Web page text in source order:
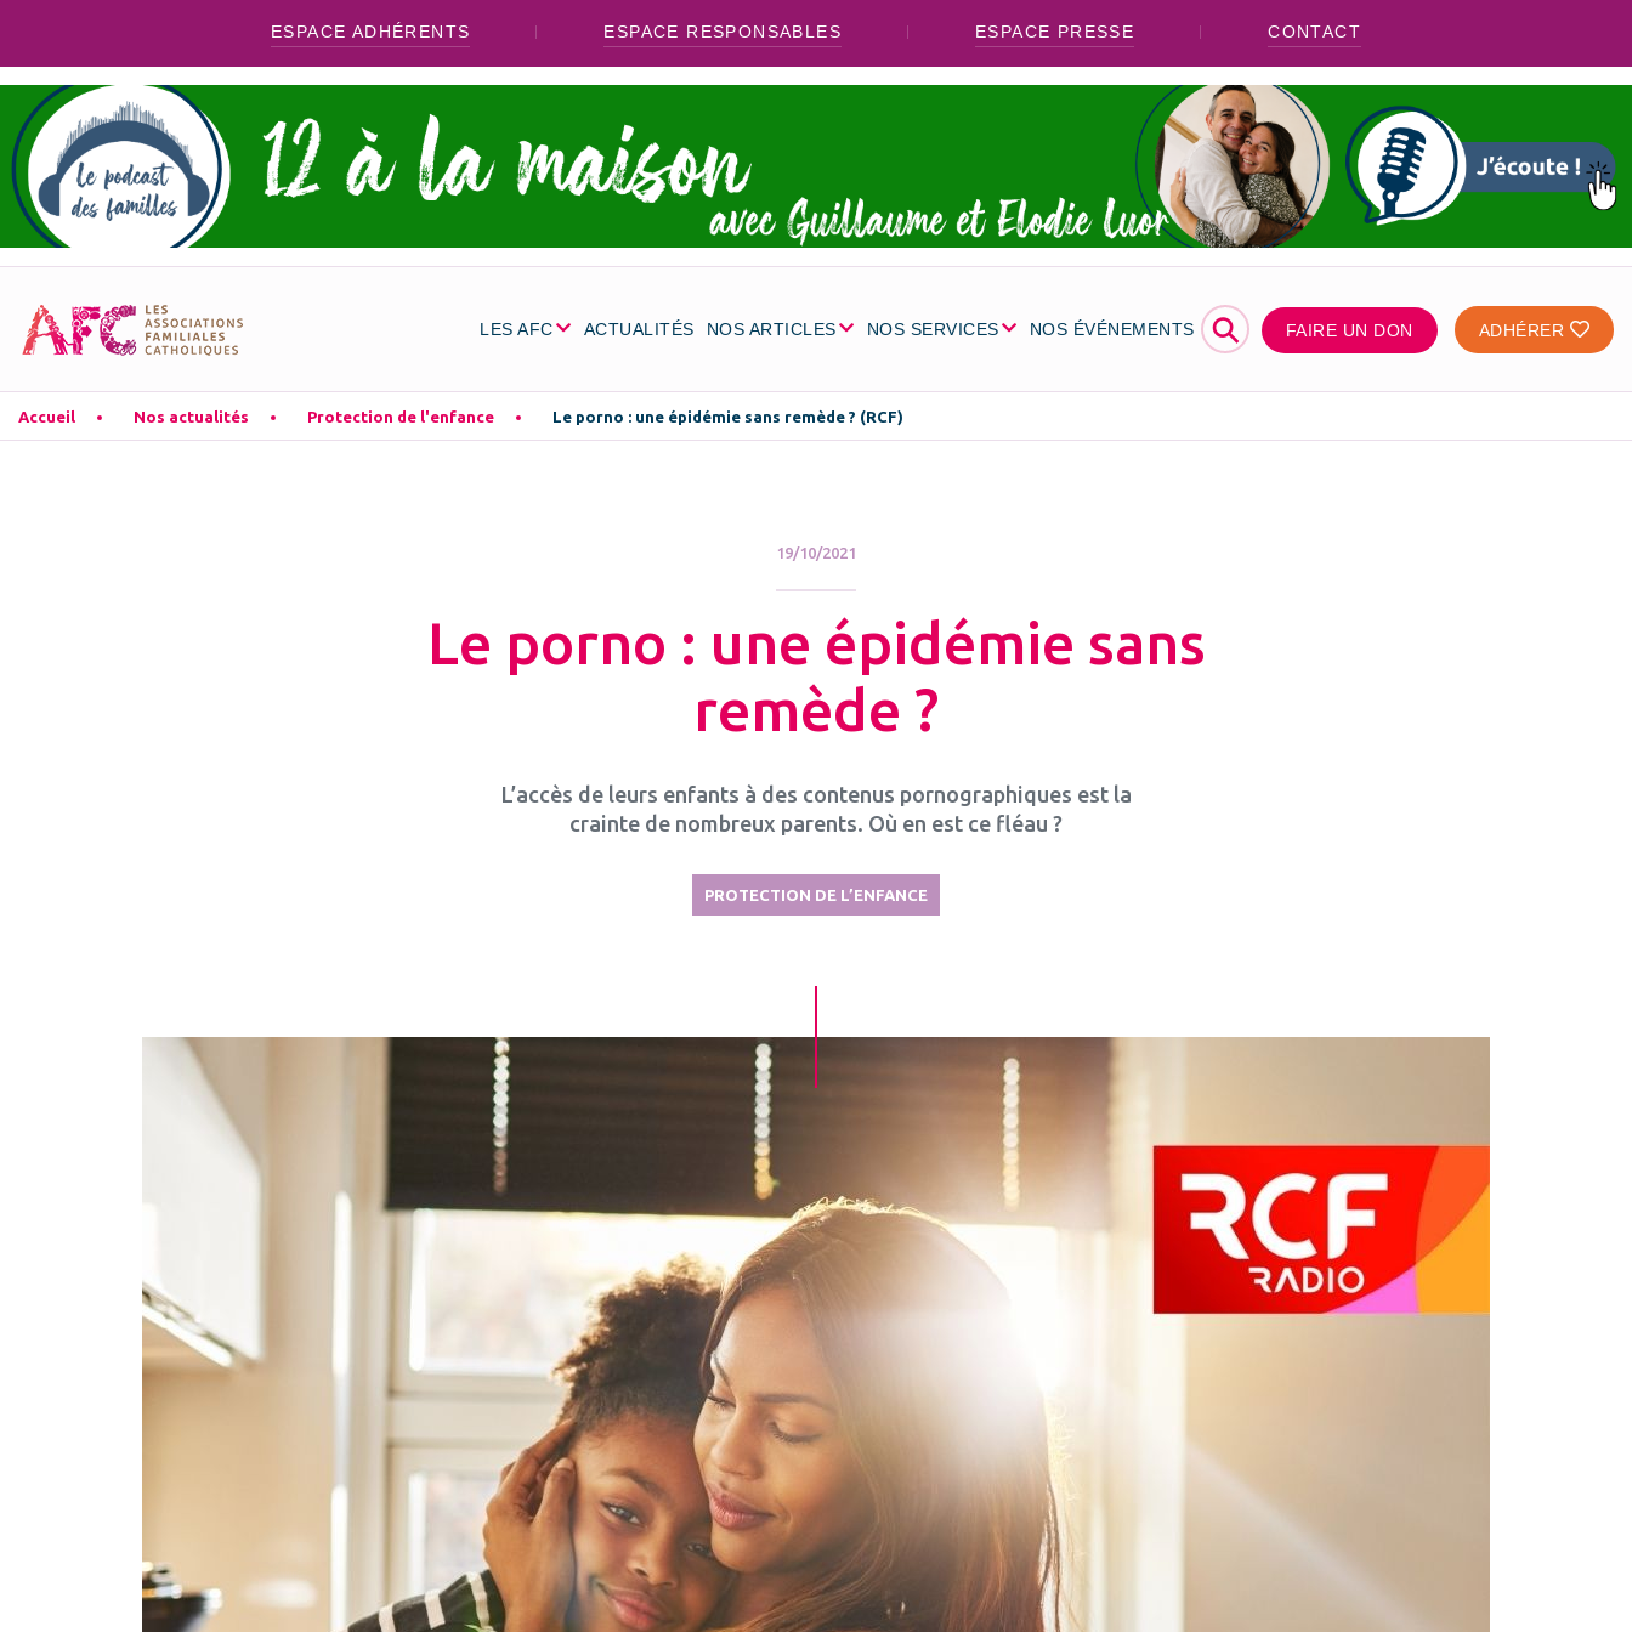
ESPACE ADHÉRENTS ESPACE RESPONSABLES ESPACE PRESSE CONTACT
LES AFC ACTUALITÉS NOS ARTICLES NOS SERVICES NOS ÉVÉNEMENTS ⚲ FAIRE UN DON ADHÉRER
Accueil Nos actualités Protection de l'enfance Le porno : une épidémie sans remède ? (RCF)
19/10/2021
Le porno : une épidémie sans
remède ?
L’accès de leurs enfants à des contenus pornographiques est la
crainte de nombreux parents. Où en est ce fléau ?
PROTECTION DE L’ENFANCE